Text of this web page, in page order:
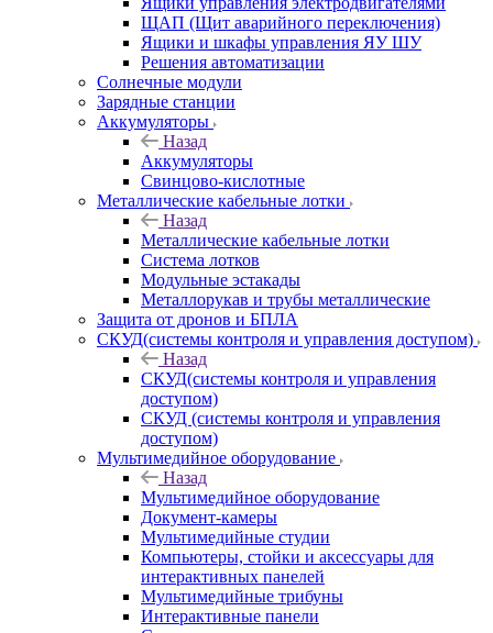
ЩАП (Щит аварийного переключения)
Ящики и шкафы управления ЯУ ШУ
Решения автоматизации
Солнечные модули
Зарядные станции
Аккумуляторы
Назад
Аккумуляторы
Свинцово-кислотные
Металлические кабельные лотки
Назад
Металлические кабельные лотки
Система лотков
Модульные эстакады
Металлорукав и трубы металлические
Защита от дронов и БПЛА
СКУД(системы контроля и управления доступом)
Назад
СКУД(системы контроля и управления
доступом)
СКУД (системы контроля и управления
доступом)
Мультимедийное оборудование
Назад
Мультимедийное оборудование
Документ-камеры
Мультимедийные студии
Компьютеры, стойки и аксессуары для
интерактивных панелей
Мультимедийные трибуны
Интерактивные панели